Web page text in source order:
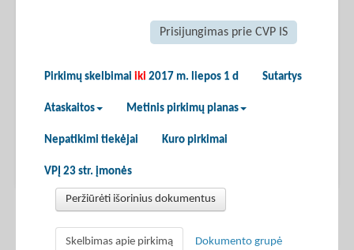
Prisijungimas prie CVP IS
Pirkimų skelbimai iki 2017 m. liepos 1 d Sutartys
Ataskaitos Metinis pirkimų planas
Nepatikimi tiekėjai Kuro pirkimai
VPĮ 23 str. įmonės
Peržiūrėti išorinius dokumentus
Skelbimas apie pirkimą Dokumento grupė